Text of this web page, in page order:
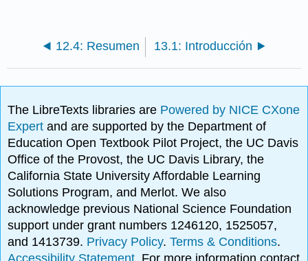
12.4: Resumen 13.1: Introducción
The LibreTexts libraries are Powered by NICE CXone
Expertand are supported by the Department of
Education Open Textbook Pilot Project, the UC Davis
Office of the Provost, the UC Davis Library, the
California State University Affordable Learning
Solutions Program, and Merlot. We also
acknowledge previous National Science Foundation
support under grant numbers 1246120, 1525057,
and 1413739. Privacy Policy.Terms & Conditions.
Accessibility Statement . For more information contact